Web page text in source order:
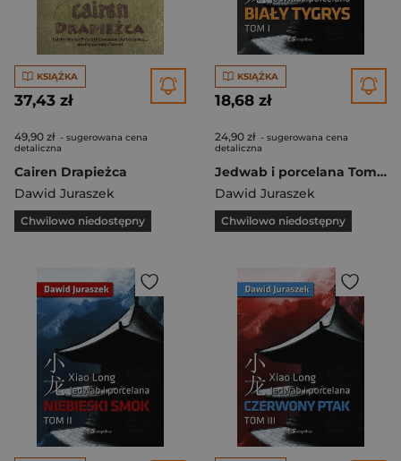
KSIĄŻKA
37,43 zł
49,90 zł - sugerowana cena
detaliczna
Cairen Drapieżca
Dawid Juraszek
Chwilowo niedostępny
KSIĄŻKA
18,68 zł
24,90 zł - sugerowana cena
detaliczna
Jedwab i porcelana Tom 1 Biały tygrys
Dawid Juraszek
Chwilowo niedostępny